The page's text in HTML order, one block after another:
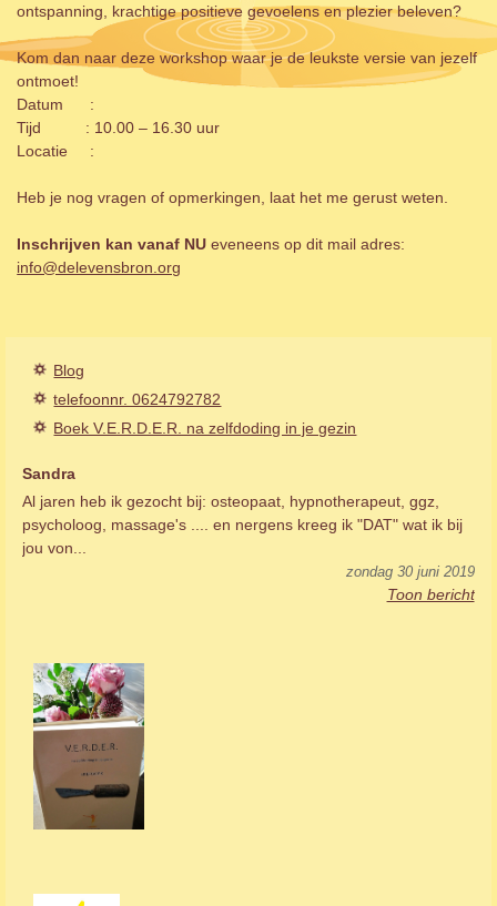
ontspanning, krachtige positieve gevoelens en plezier beleven?
Kom dan naar deze workshop waar je de leukste versie van jezelf
ontmoet!
Datum :
Tijd : 10.00 – 16.30 uur
Locatie :
Heb je nog vragen of opmerkingen, laat het me gerust weten.
Inschrijven kan vanaf NU eveneens op dit mail adres:
info@delevensbron.org
Blog
telefoonnr. 0624792782
Boek V.E.R.D.E.R. na zelfdoding in je gezin
Sandra
Al jaren heb ik gezocht bij: osteopaat, hypnotherapeut, ggz,
psycholoog, massage's .... en nergens kreeg ik "DAT" wat ik bij
jou von...
zondag 30 juni 2019
Toon bericht